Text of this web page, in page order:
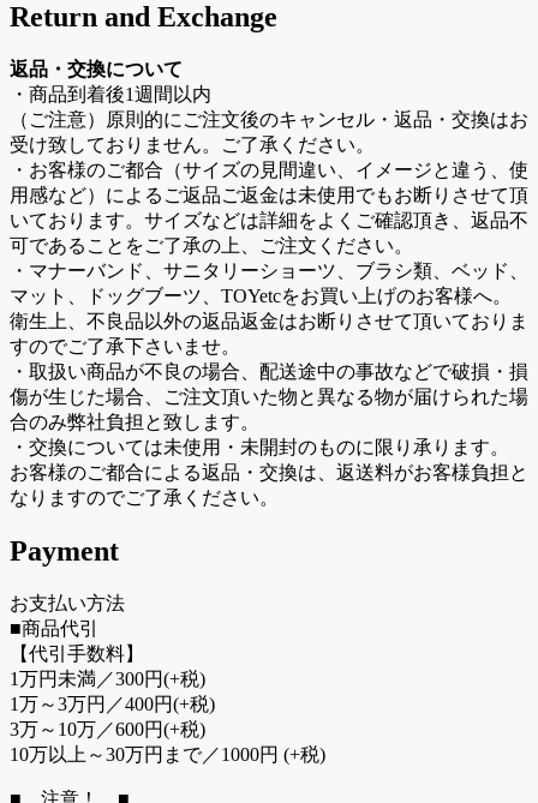
Return and Exchange
返品・交換について
・商品到着後1週間以内
（ご注意）原則的にご注文後のキャンセル・返品・交換はお
受け致しておりません。ご了承ください。
・お客様のご都合（サイズの見間違い、イメージと違う、使
用感など）によるご返品ご返金は未使用でもお断りさせて頂
いております。サイズなどは詳細をよくご確認頂き、返品不
可であることをご了承の上、ご注文ください。
・マナーバンド、サニタリーショーツ、ブラシ類、ベッド、
マット、ドッグブーツ、TOYetcをお買い上げのお客様へ。
衛生上、不良品以外の返品返金はお断りさせて頂いておりま
すのでご了承下さいませ。
・取扱い商品が不良の場合、配送途中の事故などで破損・損
傷が生じた場合、ご注文頂いた物と異なる物が届けられた場
合のみ弊社負担と致します。
・交換については未使用・未開封のものに限り承ります。
お客様のご都合による返品・交換は、返送料がお客様負担と
なりますのでご了承ください。
Payment
お支払い方法
■商品代引
【代引手数料】
1万円未満／300円(+税)
1万～3万円／400円(+税)
3万～10万／600円(+税)
10万以上～30万円まで／1000円 (+税)